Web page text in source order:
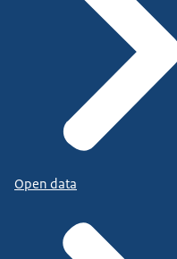
Open data